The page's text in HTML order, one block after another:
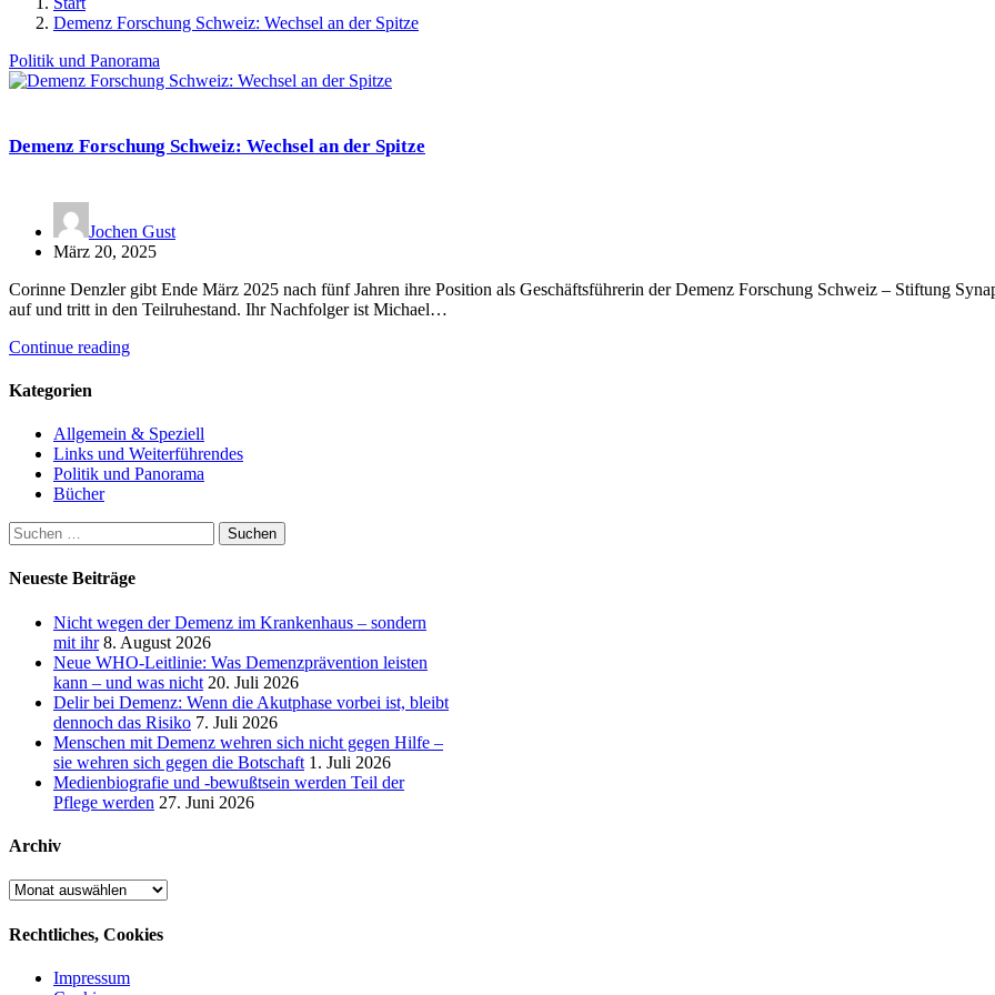
Demenz Forschung Schweiz: Wechsel an der Spitze
Politik und Panorama
Demenz Forschung Schweiz: Wechsel an der Spitze
Jochen Gust
März 20, 2025
Corinne Denzler gibt Ende März 2025 nach fünf Jahren ihre Position als Geschäftsführerin der Demenz Forschung Schweiz – Stiftung
auf und tritt in den Teilruhestand. Ihr Nachfolger ist Michael…
Continue reading
Kategorien
Allgemein & Speziell
Links und Weiterführendes
Politik und Panorama
Bücher
Suchen
nach:
Neueste Beiträge
Nicht wegen der Demenz im Krankenhaus – sondern
mit ihr 8. August 2026
Neue WHO-Leitlinie: Was Demenzprävention leisten
kann – und was nicht 20. Juli 2026
Delir bei Demenz: Wenn die Akutphase vorbei ist, bleibt
dennoch das Risiko 7. Juli 2026
Menschen mit Demenz wehren sich nicht gegen Hilfe –
sie wehren sich gegen die Botschaft 1. Juli 2026
Medienbiografie und -bewußtsein werden Teil der
Pflege werden 27. Juni 2026
Archiv
Archiv
Rechtliches, Cookies
Impressum